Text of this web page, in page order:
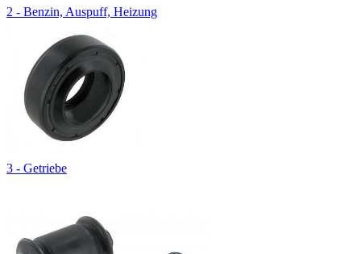
2 - Benzin, Auspuff, Heizung
3 - Getriebe